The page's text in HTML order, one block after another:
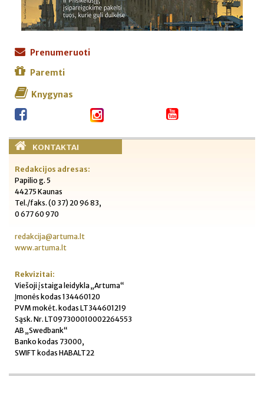
Prenumeruoti
Paremti
Knygynas
KONTAKTAI
Redakcijos adresas:
Papilio g. 5
44275 Kaunas
Tel./faks. (0 37) 20 96 83,
0 677 60 970
redakcija@artuma.lt
www.artuma.lt
Rekvizitai:
Viešoji įstaiga leidykla „Artuma“
Įmonės kodas 134460120
PVM mokėt. kodas LT344601219
Sąsk. Nr. LT097300010002264553
AB „Swedbank“
Banko kodas 73000,
SWIFT kodas HABALT22